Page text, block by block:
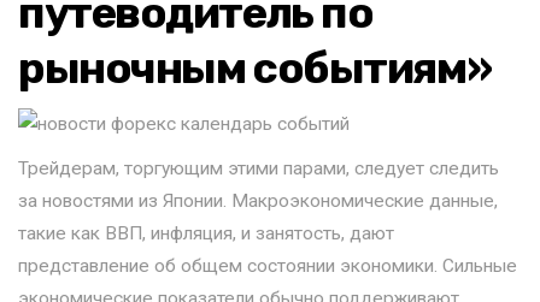
путеводитель по
рыночным событиям»
Трейдерам, торгующим этими парами, следует следить
за новостями из Японии. Макроэкономические данные,
такие как ВВП, инфляция, и занятость, дают
представление об общем состоянии экономики. Сильные